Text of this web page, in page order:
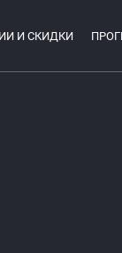
И СКИДКИ